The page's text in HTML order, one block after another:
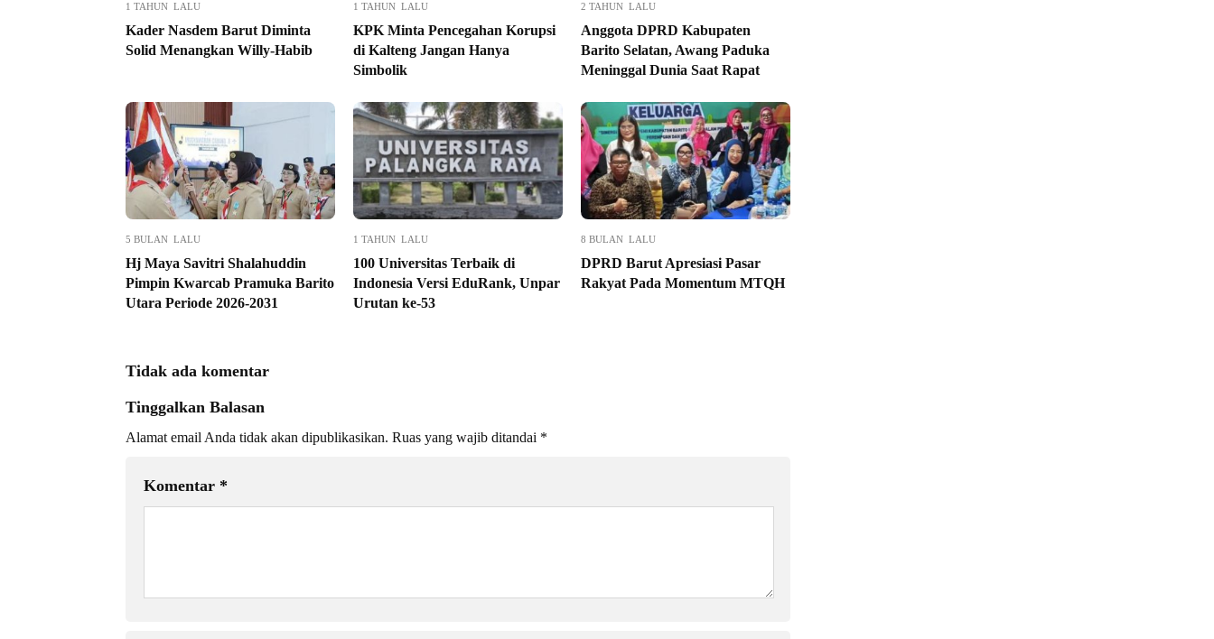
1 TAHUN LALU
Kader Nasdem Barut Diminta
Solid Menangkan Willy-Habib
1 TAHUN LALU
KPK Minta Pencegahan Korupsi
di Kalteng Jangan Hanya
Simbolik
2 TAHUN LALU
Anggota DPRD Kabupaten
Barito Selatan, Awang Paduka
Meninggal Dunia Saat Rapat
5 BULAN LALU
Hj Maya Savitri Shalahuddin
Pimpin Kwarcab Pramuka Barito
Utara Periode 2026-2031
1 TAHUN LALU
100 Universitas Terbaik di
Indonesia Versi EduRank, Unpar
Urutan ke-53
8 BULAN LALU
DPRD Barut Apresiasi Pasar
Rakyat Pada Momentum MTQH
Tidak ada komentar
Tinggalkan Balasan
Alamat email Anda tidak akan dipublikasikan. Ruas yang wajib ditandai *
Komentar *